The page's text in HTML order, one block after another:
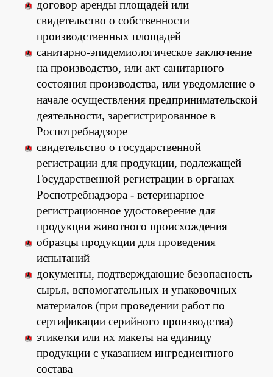
договор аренды площадей или
свидетельство о собственности
производственных площадей
санитарно-эпидемиологическое заключение
на производство, или акт санитарного
состояния производства, или уведомление о
начале осуществления предпринимательской
деятельности, зарегистрированное в
Роспотребнадзоре
свидетельство о государственной
регистрации для продукции, подлежащей
Государственной регистрации в органах
Роспотребнадзора - ветеринарное
регистрационное удостоверение для
продукции животного происхождения
образцы продукции для проведения
испытаний
документы, подтверждающие безопасность
сырья, вспомогательных и упаковочных
материалов (при проведении работ по
сертификации серийного производства)
этикетки или их макеты на единицу
продукции с указанием ингредиентного
состава